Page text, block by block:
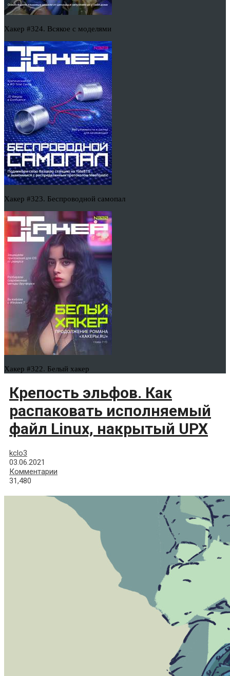
Хакер #324. Всякое с моделями
Хакер #323. Беспроводной самопал
Хакер #322. Белый хакер
Крепость эльфов. Как
распаковать исполняемый
файл Linux, накрытый UPX
kclo3
03.06.2021
Комментарии
31,480